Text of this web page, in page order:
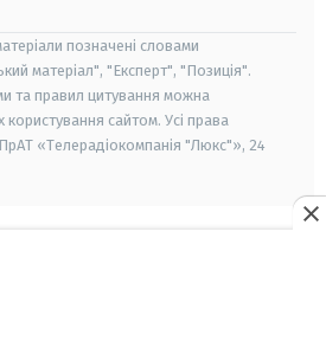
позначені словами
матеріал", "Експерт", "Позиція".
та правил цитування можна
сайтом. Усі права
«Телерадіокомпанія "Люкс"», 24